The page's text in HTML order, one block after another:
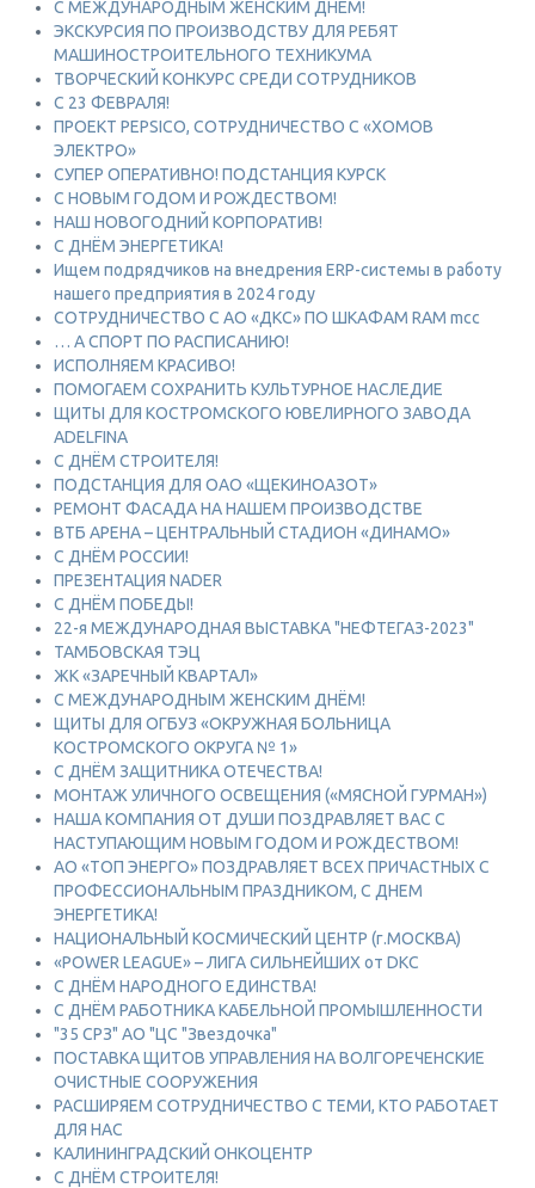
С МЕЖДУНАРОДНЫМ ЖЕНСКИМ ДНЁМ!
ЭКСКУРСИЯ ПО ПРОИЗВОДСТВУ ДЛЯ РЕБЯТ
МАШИНОСТРОИТЕЛЬНОГО ТЕХНИКУМА
ТВОРЧЕСКИЙ КОНКУРС СРЕДИ СОТРУДНИКОВ
C 23 ФЕВРАЛЯ!
ПРОЕКТ PEPSICO, СОТРУДНИЧЕСТВО С «ХОМОВ
ЭЛЕКТРО»
СУПЕР ОПЕРАТИВНО! ПОДСТАНЦИЯ КУРСК
С НОВЫМ ГОДОМ И РОЖДЕСТВОМ!
НАШ НОВОГОДНИЙ КОРПОРАТИВ!
С ДНЁМ ЭНЕРГЕТИКА!
Ищем подрядчиков на внедрения ERP-системы в работу
нашего предприятия в 2024 году
СОТРУДНИЧЕСТВО С АО «ДКС» ПО ШКАФАМ RAM mcc
… А СПОРТ ПО РАСПИСАНИЮ!
ИСПОЛНЯЕМ КРАСИВО!
ПОМОГАЕМ СОХРАНИТЬ КУЛЬТУРНОЕ НАСЛЕДИЕ
ЩИТЫ ДЛЯ КОСТРОМСКОГО ЮВЕЛИРНОГО ЗАВОДА
ADELFINA
С ДНЁМ СТРОИТЕЛЯ!
ПОДСТАНЦИЯ ДЛЯ ОАО «ЩЕКИНОАЗОТ»
РЕМОНТ ФАСАДА НА НАШЕМ ПРОИЗВОДСТВЕ
ВТБ АРЕНА – ЦЕНТРАЛЬНЫЙ СТАДИОН «ДИНАМО»
С ДНЁМ РОССИИ!
ПРЕЗЕНТАЦИЯ NADER
С ДНЁМ ПОБЕДЫ!
22-я МЕЖДУНАРОДНАЯ ВЫСТАВКА "НЕФТЕГАЗ-2023"
ТАМБОВСКАЯ ТЭЦ
ЖК «ЗАРЕЧНЫЙ КВАРТАЛ»
С МЕЖДУНАРОДНЫМ ЖЕНСКИМ ДНЁМ!
ЩИТЫ ДЛЯ ОГБУЗ «ОКРУЖНАЯ БОЛЬНИЦА
КОСТРОМСКОГО ОКРУГА № 1»
С ДНЁМ ЗАЩИТНИКА ОТЕЧЕСТВА!
МОНТАЖ УЛИЧНОГО ОСВЕЩЕНИЯ («МЯСНОЙ ГУРМАН»)
НАША КОМПАНИЯ ОТ ДУШИ ПОЗДРАВЛЯЕТ ВАС С
НАСТУПАЮЩИМ НОВЫМ ГОДОМ И РОЖДЕСТВОМ!
АО «ТОП ЭНЕРГО» ПОЗДРАВЛЯЕТ ВСЕХ ПРИЧАСТНЫХ С
ПРОФЕССИОНАЛЬНЫМ ПРАЗДНИКОМ, С ДНЕМ
ЭНЕРГЕТИКА!
НАЦИОНАЛЬНЫЙ КОСМИЧЕСКИЙ ЦЕНТР (г.МОСКВА)
«POWER LEAGUE» – ЛИГА СИЛЬНЕЙШИХ от DKC
С ДНЁМ НАРОДНОГО ЕДИНСТВА!
С ДНЁМ РАБОТНИКА КАБЕЛЬНОЙ ПРОМЫШЛЕННОСТИ
"35 СРЗ" АО "ЦС "Звездочка"
ПОСТАВКА ЩИТОВ УПРАВЛЕНИЯ НА ВОЛГОРЕЧЕНСКИЕ
ОЧИСТНЫЕ СООРУЖЕНИЯ
РАСШИРЯЕМ СОТРУДНИЧЕСТВО С ТЕМИ, КТО РАБОТАЕТ
ДЛЯ НАС
КАЛИНИНГРАДСКИЙ ОНКОЦЕНТР
С ДНЁМ СТРОИТЕЛЯ!